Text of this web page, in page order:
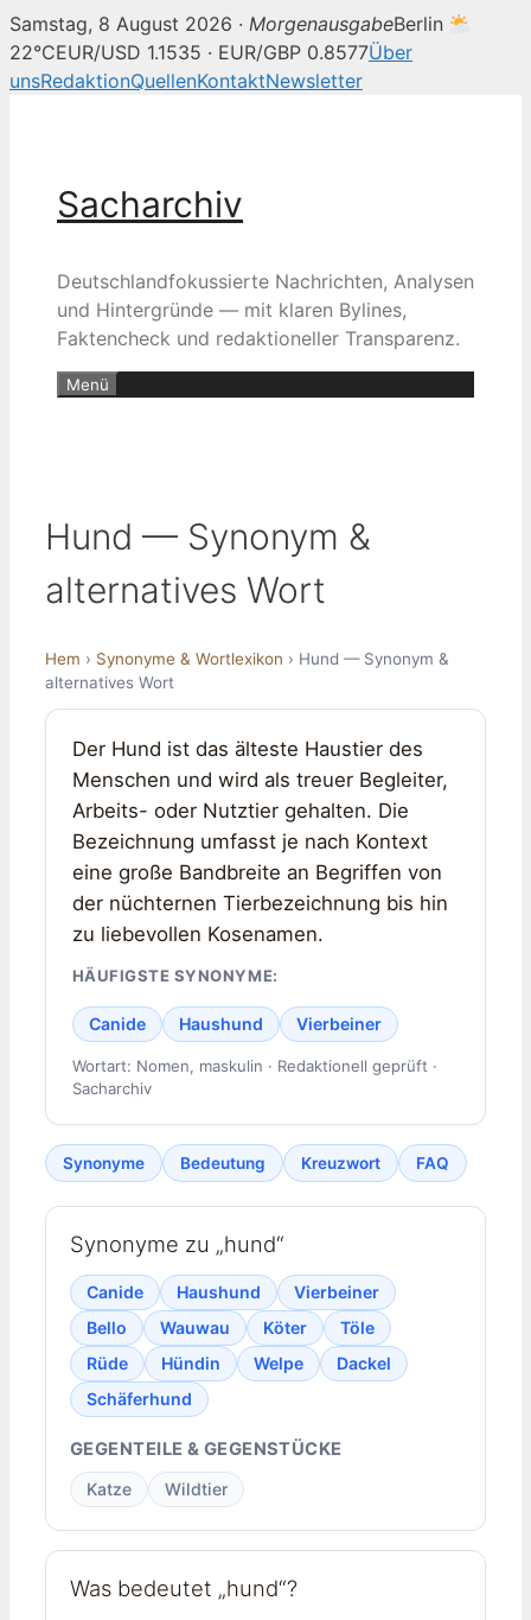
Samstag, 8 August 2026 · MorgenausgabeBerlin
22°CEUR/USD 1.1535 · EUR/GBP 0.8577Über
unsRedaktionQuellenKontaktNewsletter
Sacharchiv
Deutschlandfokussierte Nachrichten, Analysen
und Hintergründe — mit klaren Bylines,
Faktencheck und redaktioneller Transparenz.
Menü
Hund — Synonym &
alternatives Wort
Hem › Synonyme & Wortlexikon › Hund — Synonym &
alternatives Wort
Der Hund ist das älteste Haustier des
Menschen und wird als treuer Begleiter,
Arbeits- oder Nutztier gehalten. Die
Bezeichnung umfasst je nach Kontext
eine große Bandbreite an Begriffen von
der nüchternen Tierbezeichnung bis hin
zu liebevollen Kosenamen.
HÄUFIGSTE SYNONYME:
Canide Haushund Vierbeiner
Wortart: Nomen, maskulin · Redaktionell geprüft ·
Sacharchiv
Synonyme Bedeutung Kreuzwort FAQ
Synonyme zu „hund“
Canide Haushund
Vierbeiner
Bello
Wauwau Köter
Töle
Rüde
Hündin Welpe
Dackel
Schäferhund
GEGENTEILE & GEGENSTÜCKE
Katze Wildtier
Was bedeutet „hund“?